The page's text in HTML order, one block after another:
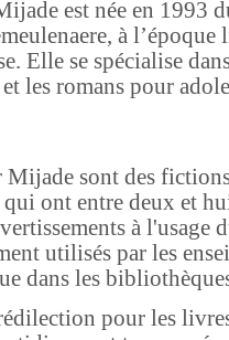
est née en 1993
à l’époque
Elle se spécialise
les romans pour
Mijade sont des
qui ont entre deux et
à
utilisés par les
dans les
pour les